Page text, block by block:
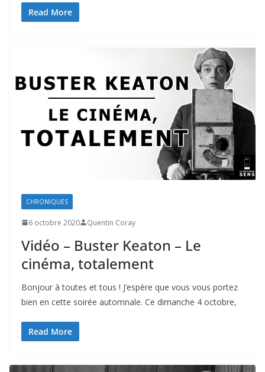
Read More
CHRONIQUES
6 octobre 2020 Quentin Coray
Vidéo – Buster Keaton – Le
cinéma, totalement
Bonjour à toutes et tous ! J’espère que vous vous portez
bien en cette soirée automnale. Ce dimanche 4 octobre,
Read More